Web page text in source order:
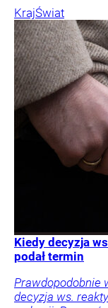
KrajŚwiat
Kiedy decyzja
podał termin
Prawdopodobnie
decyzja ws.